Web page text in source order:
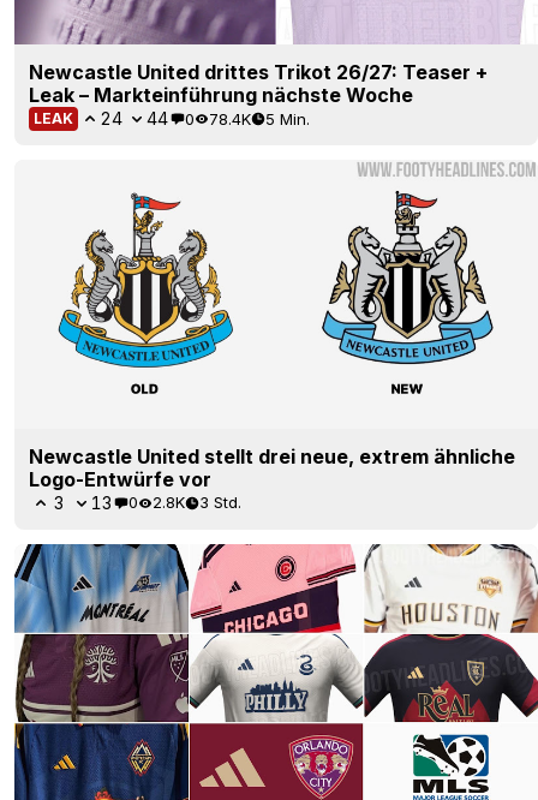
Newcastle United drittes Trikot 26/27: Teaser +
Leak – Markteinführung nächste Woche
LEAK 24 44 0 78.4K 5 Min.
Newcastle United stellt drei neue, extrem ähnliche
Logo-Entwürfe vor
3 13 0 2.8K 3 Std.